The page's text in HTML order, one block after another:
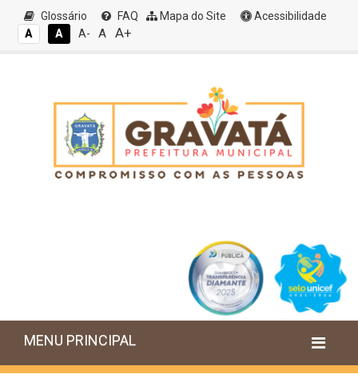
Glossário FAQ Mapa do Site
Acessibilidade
A
A A- A A+
MENU PRINCIPAL